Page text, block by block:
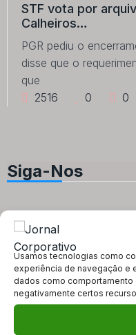
Usamos tecnologias como
experiência de navegação e
dados como
negativamente certos
STF vota por
Calheiros…
PGR pediu o
disse que o
que
2516
0 0
Siga-Nos
81k
Followers
1